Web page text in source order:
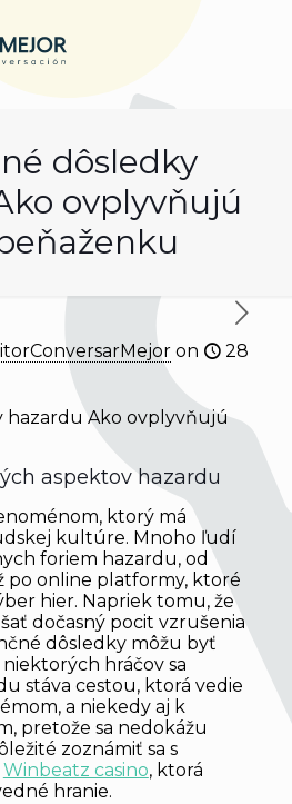
dôsledky
ovplyvňujú
on
28
hazardu Ako ovplyvňujú
aspektov hazardu
ktorý má
kultúre. Mnoho ľudí
foriem hazardu, od
po online platformy, ktoré
hier. Napriek tomu, že
dočasný pocit vzrušenia
dôsledky môžu byť
hráčov sa
stáva cestou, ktorá vedie
a niekedy aj k
pretože sa nedokážu
zoznámiť sa s
Winbeatz casino, ktorá
hranie.